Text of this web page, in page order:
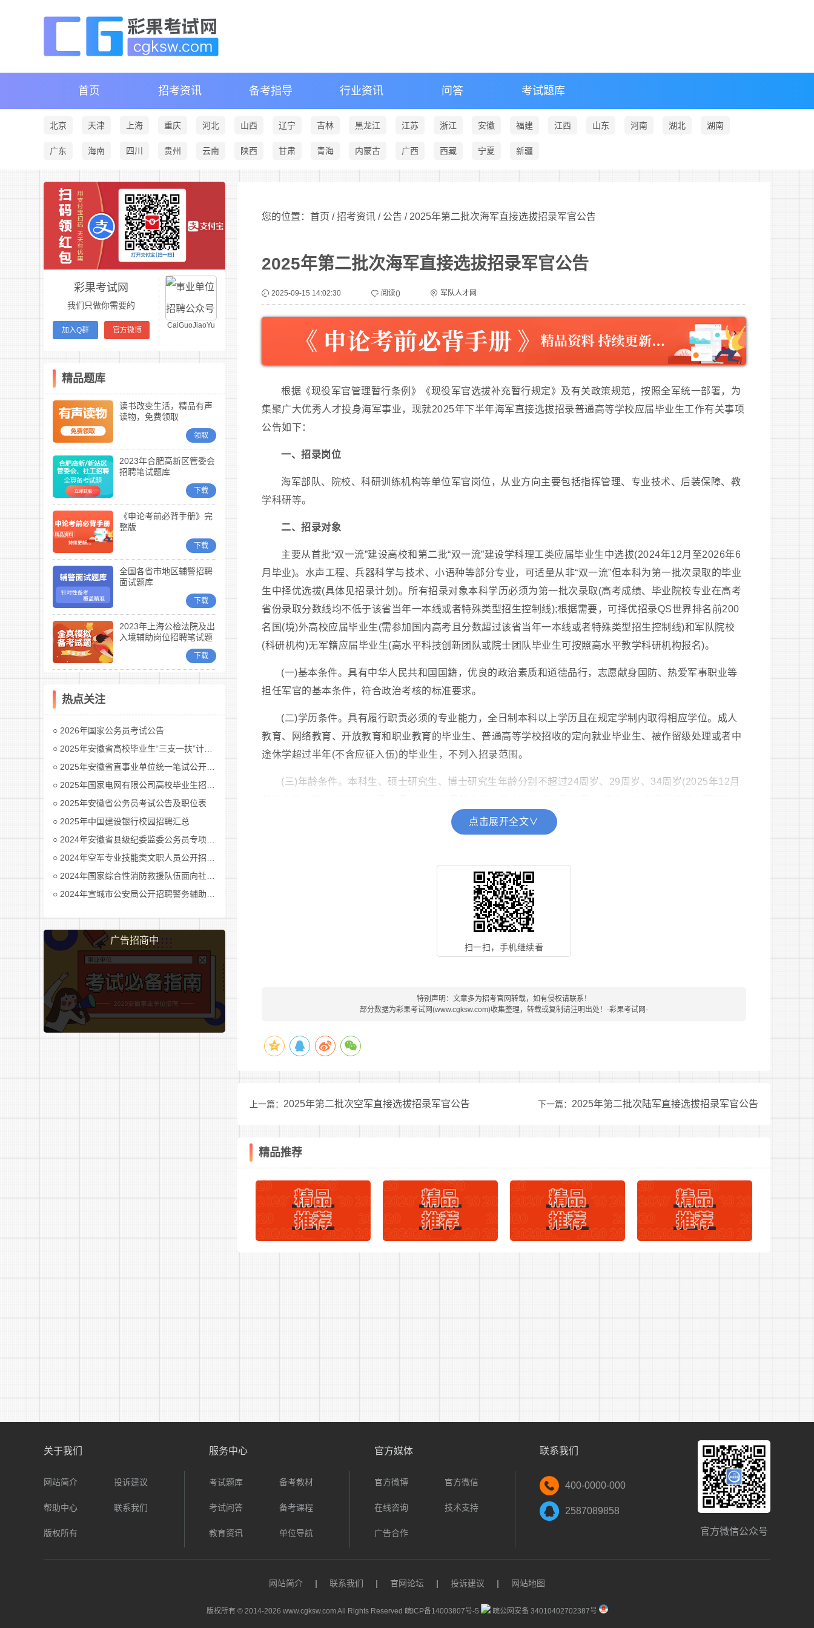
首页 招考资讯 备考指导 行业资讯 问答 考试题库
北京 天津 上海 重庆 河北 山西 辽宁 吉林 黑龙江 江苏 浙江 安徽 福建 江西 山东 河南 湖北 湖南
广东 海南 四川 贵州 云南 陕西 甘肃 青海 内蒙古 广西 西藏 宁夏 新疆
彩果考试网
我们只做你需要的
加入Q群 官方微博
CaiGuoJiaoYu
精品题库
读书改变生活，精品有声
读物，免费领取
领取
2023年合肥高新区管委会
招聘笔试题库
下载
《申论考前必背手册》完
整版
下载
全国各省市地区辅警招聘
面试题库
下载
2023年上海公检法院及出
入境辅助岗位招聘笔试题
下载
热点关注
2026年国家公务员考试公告
2025年安徽省高校毕业生“三支一扶”计划招募公告
2025年安徽省直事业单位统一笔试公开招聘工作人员公告
2025年国家电网有限公司高校毕业生招聘公告(第二批)汇总
2025年安徽省公务员考试公告及职位表
2025年中国建设银行校园招聘汇总
2024年安徽省县级纪委监委公务员专项招考公告及职位表汇总
2024年空军专业技能类文职人员公开招考公告
2024年国家综合性消防救援队伍面向社会招录消防员公告
2024年宣城市公安局公开招聘警务辅助人员公告
广告招商中
您的位置：首页 /招考资讯 / 公告 / 2025年第二批次海军直接选拔招录军官公告
2025年第二批次海军直接选拔招录军官公告
2025-09-15 14:02:30 阅读() 军队人才网
根据《现役军官管理暂行条例》《现役军官选拔补充暂行规定》及有关政策规范，按照全军统一部署，为
集聚广大优秀人才投身海军事业，现就2025年下半年海军直接选拔招录普通高等学校应届毕业生工作有关事项
公告如下：
一、招录岗位
海军部队、院校、科研训练机构等单位军官岗位，从业方向主要包括指挥管理、专业技术、后装保障、教
学科研等。
二、招录对象
主要从首批“双一流”建设高校和第二批“双一流”建设学科理工类应届毕业生中选拔(2024年12月至2026年6
月毕业)。水声工程、兵器科学与技术、小语种等部分专业，可适量从非“双一流”但本科为第一批次录取的毕业
生中择优选拔(具体见招录计划)。所有招录对象本科学历必须为第一批次录取(高考成绩、毕业院校专业在高考
省份录取分数线均不低于该省当年一本线或者特殊类型招生控制线);根据需要，可择优招录QS世界排名前200
名国(境)外高校应届毕业生(需参加国内高考且分数超过该省当年一本线或者特殊类型招生控制线)和军队院校
(科研机构)无军籍应届毕业生(高水平科技创新团队或院士团队毕业生可按照高水平教学科研机构报名)。
(一)基本条件。具有中华人民共和国国籍，优良的政治素质和道德品行，志愿献身国防、热爱军事职业等
担任军官的基本条件，符合政治考核的标准要求。
(二)学历条件。具有履行职责必须的专业能力，全日制本科以上学历且在规定学制内取得相应学位。成人
教育、网络教育、开放教育和职业教育的毕业生、普通高等学校招收的定向就业毕业生、被作留级处理或者中
途休学超过半年(不含应征入伍)的毕业生，不列入招录范围。
(三)年龄条件。本科生、硕士研究生、博士研究生年龄分别不超过24周岁、29周岁、34周岁(2025年12月
以及少数民族和曾经服过现役的毕业生，年龄可以放宽1岁。
(五)其他条件。在符合以上条件前提下，由用人单位根据岗位需要细化具体招录条件。
报名人员通过点击军队人才网首页相关链接或手机端登陆“中
国军号”APP进入直接选拔招录系统，按要求如实填报个人信息，选择招录岗位(每人限报名1个岗位)。选择岗
况，符合条件的报名对象进入后续环节。
(三)体格检查和政治考核。具体由报名对象户籍所在地兵员征集部门统筹安排体格检查和政治考核，请报
名人员保持联络方式畅通。
(四)深入考察。体格检查和政治考核合格的报名对象，用人单位将对其学习成绩、竞赛获奖和发表论文等
情况组织盲评打分，并采取听取介绍、查阅档案、走访调查等方式，全面了解报名对象的现实表现、学业成
定报名对象(不足的按实际人数确定)。
评总成绩确定招录对象，其中，专业考评不合格或者成绩一般、达不到履职要求的，不得列为招录对象;考评成
绩相同的，由考评委员会综合衡量考察考核考评情况后明确排名顺序。
报名人员被确定为招录对象后，本人自愿放弃招录资格或者经核查不符合招录条件的，用人单位可以按照
海军直招工作邮箱：HJZJXBZL@163.COM
咨询及举报电话：15331075918
点击展开全文∨
扫一扫，手机继续看
特别声明：文章多为招考官网转载，如有侵权请联系！
部分数据为彩果考试网(www.cgksw.com)收集整理，转载或复制请注明出处！-彩果考试网-
上一篇： 2025年第二批次空军直接选拔招录军官公告 下一篇： 2025年第二批次陆军直接选拔招录军官公告
精品推荐
关于我们
网站简介 投诉建议
帮助中心 联系我们
版权所有
服务中心
考试题库 备考教材
考试问答 备考课程
教育资讯 单位导航
官方媒体
官方微博 官方微信
在线咨询 技术支持
广告合作
联系我们
400-0000-000
2587089858
官方微信公众号
网站简介 | 联系我们 | 官网论坛 | 投诉建议 | 网站地图
版权所有 © 2014-2026 www.cgksw.com All Rights Reserved 皖ICP备14003807号-5 皖公网安备 34010402702387号